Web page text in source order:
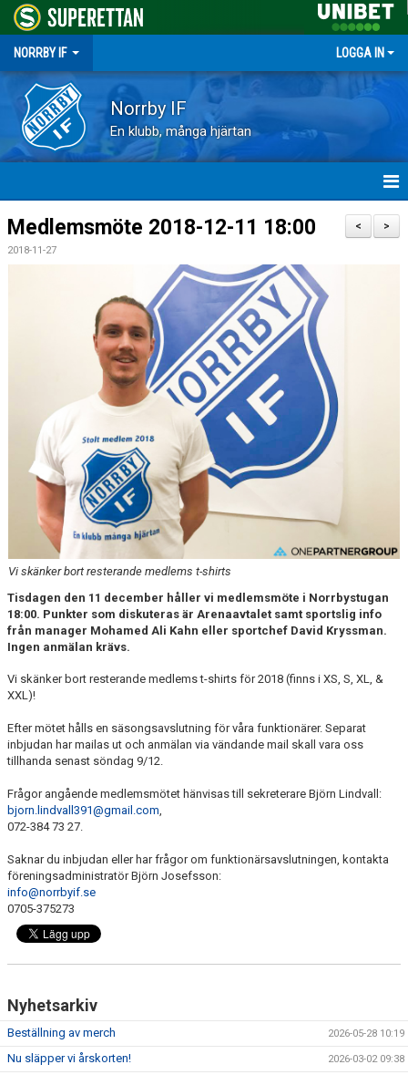
NORRBY IF LOGGA IN
Norrby IF
En klubb, många hjärtan
HEM
NYHETER
MATCHER
NÄRA NORRBY
VÄRDEGRUND
>
<
Medlemsmöte 2018-12-11 18:00
2018-11-27
Vi skänker bort resterande medlems t-shirts
Tisdagen den 11 december håller vi medlemsmöte i Norrbystugan
18:00. Punkter som diskuteras är Arenaavtalet samt sportslig info
från manager Mohamed Ali Kahn eller sportchef David Kryssman.
Ingen anmälan krävs.
Vi skänker bort resterande medlems t-shirts för 2018 (finns i XS, S, XL, &
XXL)!
Efter mötet hålls en säsongsavslutning för våra funktionärer. Separat
inbjudan har mailas ut och anmälan via vändande mail skall vara oss
tillhanda senast söndag 9/12.
Frågor angående medlemsmötet hänvisas till sekreterare Björn Lindvall:
bjorn.lindvall391@gmail.com
072-384 73 27.
Saknar du inbjudan eller har frågor om funktionärsavslutningen, kontakta
föreningsadministratör Björn Josefsson:
info@norrbyif.se
0705-375273
Nyhetsarkiv
Beställning av merch 2026-05-28 10:19
Nu släpper vi årskorten! 2026-03-02 09:38